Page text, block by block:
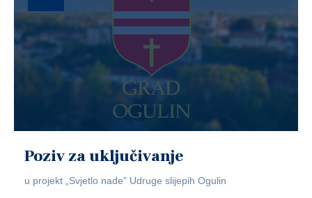
Poziv za uključivanje
u projekt „Svjetlo nade” Udruge slijepih Ogulin